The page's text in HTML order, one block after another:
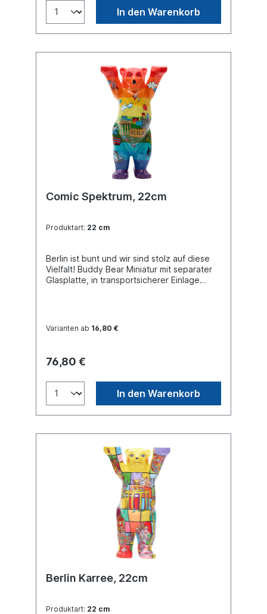
In den Warenkorb
Comic Spektrum, 22cm
Produktart: 22 cm
Berlin ist bunt und wir sind stolz auf diese
Vielfalt! Buddy Bear Miniatur mit separater
Glasplatte, in transportsicherer Einlage
Varianten ab 16,80 €
76,80 €
In den Warenkorb
Berlin Karree, 22cm
Produktart: 22 cm